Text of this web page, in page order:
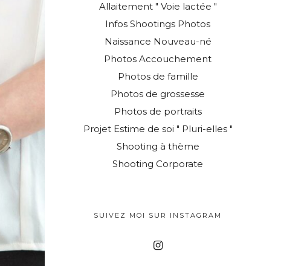
Allaitement " Voie lactée "
Infos Shootings Photos
Naissance Nouveau-né
Photos Accouchement
Photos de famille
Photos de grossesse
Photos de portraits
Projet Estime de soi " Pluri-elles "
Shooting à thème
Shooting Corporate
SUIVEZ MOI SUR INSTAGRAM